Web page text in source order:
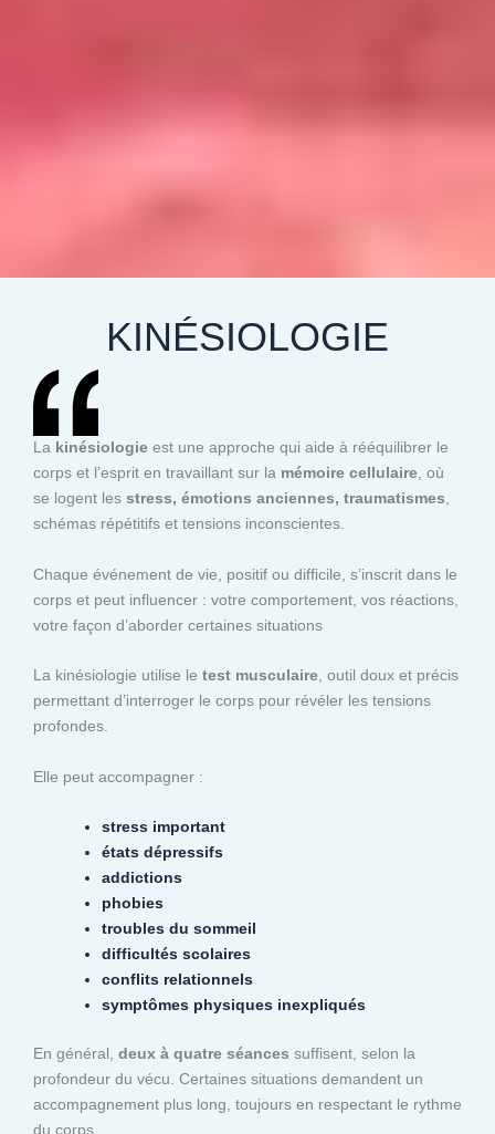
KINÉSIOLOGIE
La kinésiologie est une approche qui aide à rééquilibrer le
corps et l’esprit en travaillant sur la mémoire cellulaire, où
se logent les stress, émotions anciennes, traumatismes,
schémas répétitifs et tensions inconscientes.
Chaque événement de vie, positif ou difficile, s’inscrit dans le
corps et peut influencer : votre comportement, vos réactions,
votre façon d’aborder certaines situations
La kinésiologie utilise le test musculaire, outil doux et précis
permettant d’interroger le corps pour révéler les tensions
profondes.
Elle peut accompagner :
stress important
états dépressifs
addictions
phobies
troubles du sommeil
difficultés scolaires
conflits relationnels
symptômes physiques inexpliqués
En général, deux à quatre séances suffisent, selon la
profondeur du vécu. Certaines situations demandent un
accompagnement plus long, toujours en respectant le rythme
du corps.